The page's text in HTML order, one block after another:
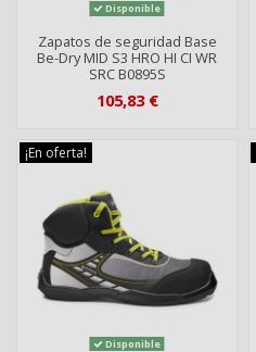
Disponible
Zapatos de seguridad Base
Be-Dry MID S3 HRO HI CI WR
SRC B0895S
105,83 €
¡En oferta!
Disponible